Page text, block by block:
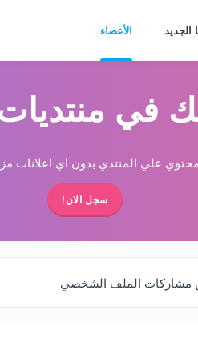
الجديد الأعضاء
في
علي المنتدي بدون اي اعلانات
سجل الان!
مشاركات الملف الشخصي